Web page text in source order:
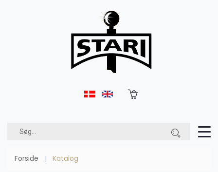
Forside Katalog